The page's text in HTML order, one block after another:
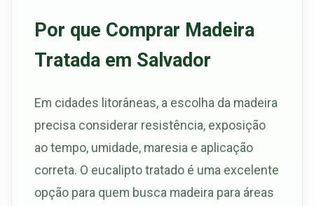
Por que Comprar Madeira
Tratada em Salvador
Em cidades litorâneas, a escolha da madeira
precisa considerar resistência, exposição
ao tempo, umidade, maresia e aplicação
correta. O eucalipto tratado é uma excelente
opção para quem busca madeira para áreas